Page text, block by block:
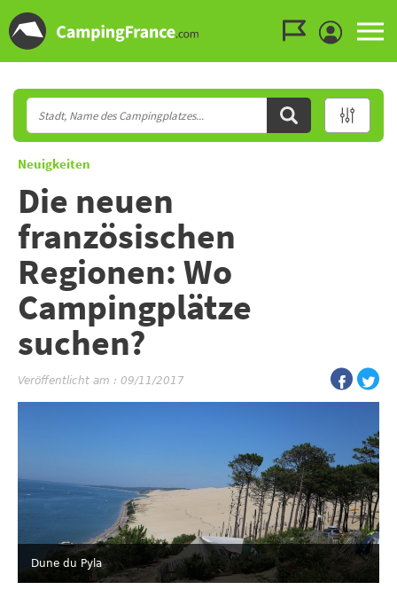
Neuigkeiten
Die neuen
französischen
Regionen: Wo
Campingplätze
suchen?
Veröffentlicht am : 09/11/2017
Dune du Pyla